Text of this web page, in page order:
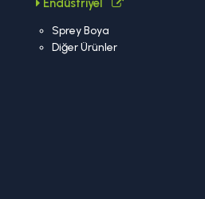
Endüstriyel
Sprey Boya
Diğer Ürünler